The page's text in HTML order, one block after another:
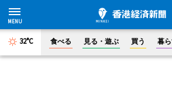
32°C 食べる 見る・遊ぶ 買う 暮